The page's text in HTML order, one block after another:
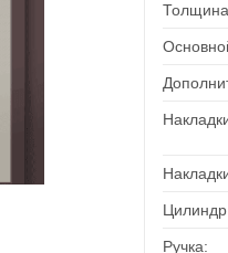
Цилиндр
Ручка: